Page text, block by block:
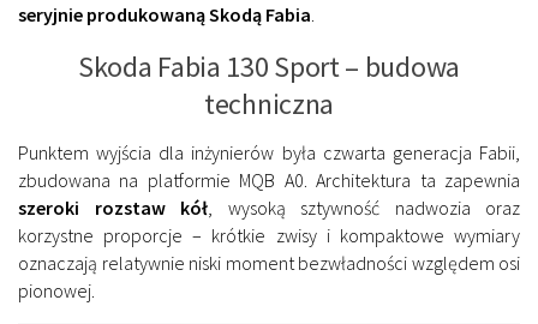
seryjnie produkowaną Skodą Fabia
Skoda Fabia 130 Sport – budowa
techniczna
Punktem wyjścia dla inżynierów była czwarta generacja Fabii,
zbudowana na platformie MQB A0 . Architektura ta zapewnia
szeroki rozstaw kół , wysoką sztywność nadwozia oraz
korzystne proporcje – krótkie zwisy i kompaktowe wymiary
oznaczają relatywnie niski moment bezwładności względem osi
pionowej.